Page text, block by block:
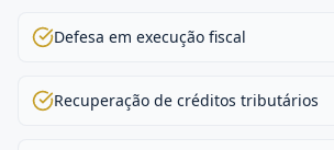
Defesa em execução fiscal
Recuperação de créditos tributários